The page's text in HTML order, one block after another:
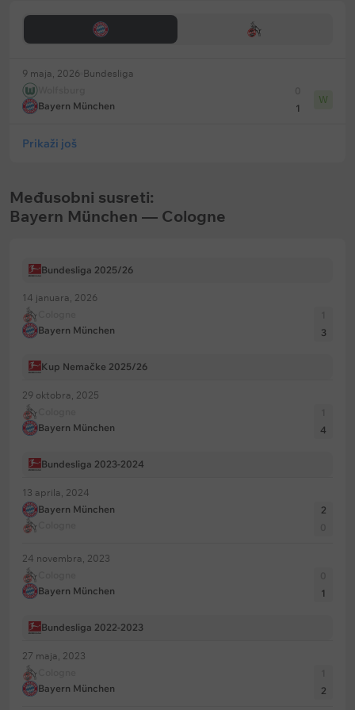
9 maja, 2026 Bundesliga
Bayern München
1
W
Prikaži još
Međusobni susreti:
Bayern München — Cologne
Bundesliga 2025/26
14 januara, 2026
Bayern München
3
Kup Nemačke 2025/26
29 oktobra, 2025
Bayern München
4
Bundesliga 2023-2024
13 aprila, 2024
Bayern München
2
24 novembra, 2023
Bayern München
1
Bundesliga 2022-2023
27 maja, 2023
Bayern München
2